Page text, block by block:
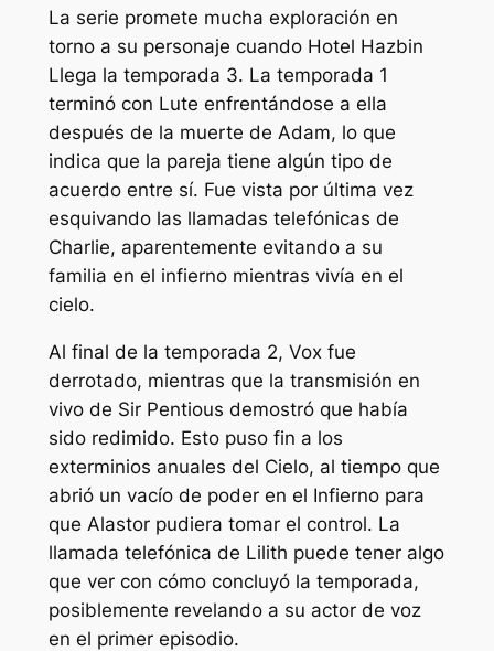
La serie promete mucha exploración en
torno a su personaje cuando Hotel Hazbin
Llega la temporada 3. La temporada 1
terminó con Lute enfrentándose a ella
después de la muerte de Adam, lo que
indica que la pareja tiene algún tipo de
acuerdo entre sí. Fue vista por última vez
esquivando las llamadas telefónicas de
Charlie, aparentemente evitando a su
familia en el infierno mientras vivía en el
cielo.
Al final de la temporada 2, Vox fue
derrotado, mientras que la transmisión en
vivo de Sir Pentious demostró que había
sido redimido. Esto puso fin a los
exterminios anuales del Cielo, al tiempo que
abrió un vacío de poder en el Infierno para
que Alastor pudiera tomar el control. La
llamada telefónica de Lilith puede tener algo
que ver con cómo concluyó la temporada,
posiblemente revelando a su actor de voz
en el primer episodio.